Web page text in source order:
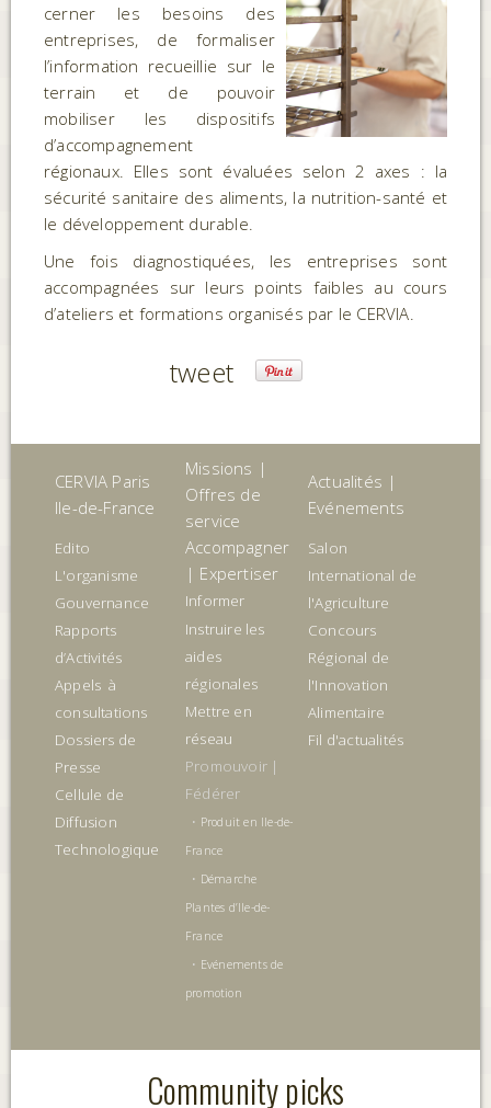
cerner les besoins des
entreprises, de formaliser
l’information recueillie sur le
terrain et de pouvoir
mobiliser les dispositifs
d’accompagnement
régionaux. Elles sont évaluées selon 2 axes : la
sécurité sanitaire des aliments, la nutrition-santé et
le développement durable.
Une fois diagnostiquées, les entreprises sont
accompagnées sur leurs points faibles au cours
d’ateliers et formations organisés par le CERVIA.
tweet
CERVIA Paris
Ile-de-France
Missions |
Offres de
service
Actualités |
Evénements
Edito
L'organisme
Gouvernance
Rapports
d’Activités
Appels à
consultations
Dossiers de
Presse
Cellule de
Diffusion
Technologique
Accompagner
| Expertiser
Informer
Instruire les
aides
régionales
Mettre en
réseau
Promouvoir |
Fédérer
• Produit en Ile-de-
France
• Démarche
Plantes d’Ile-de-
France
• Evénements de
promotion
Salon
International de
l'Agriculture
Concours
Régional de
l'Innovation
Alimentaire
Fil d'actualités
Community picks